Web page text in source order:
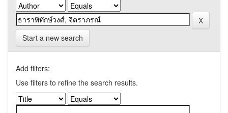
Start a new search
Add filters:
Use filters to refine the search results.